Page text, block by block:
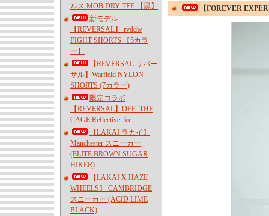
ルス MOB DRY TEE 【黒】
新モデル
【REVERSAL】 rvddw
FIGHT SHORTS 【5カラ
ー】
【REVERSAL リバー
サル】Warfield NYLON
SHORTS (7カラー)
限定コラボ
【REVERSAL】OFF_THE
CAGE Reflective Tee
【LAKAI ラカイ】
Manchester スニーカー
(ELITE BROWN SUGAR
HIKER)
【LAKAI X HAZE
WHEELS】 CAMBRIDGE
スニーカー (ACID LIME
BLACK)
【FOREVER